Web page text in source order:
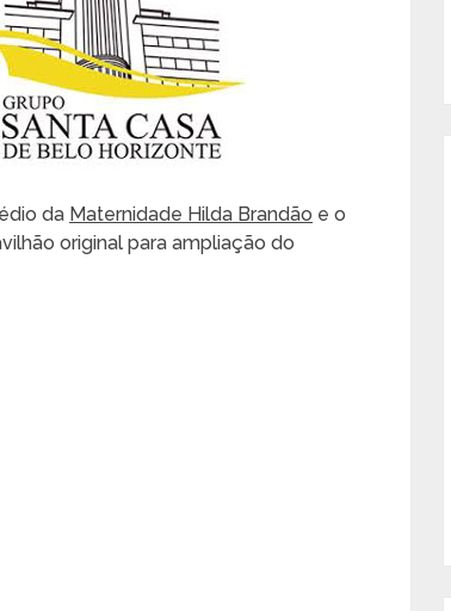
da Maternidade Hilda Brandão e o
original para ampliação do